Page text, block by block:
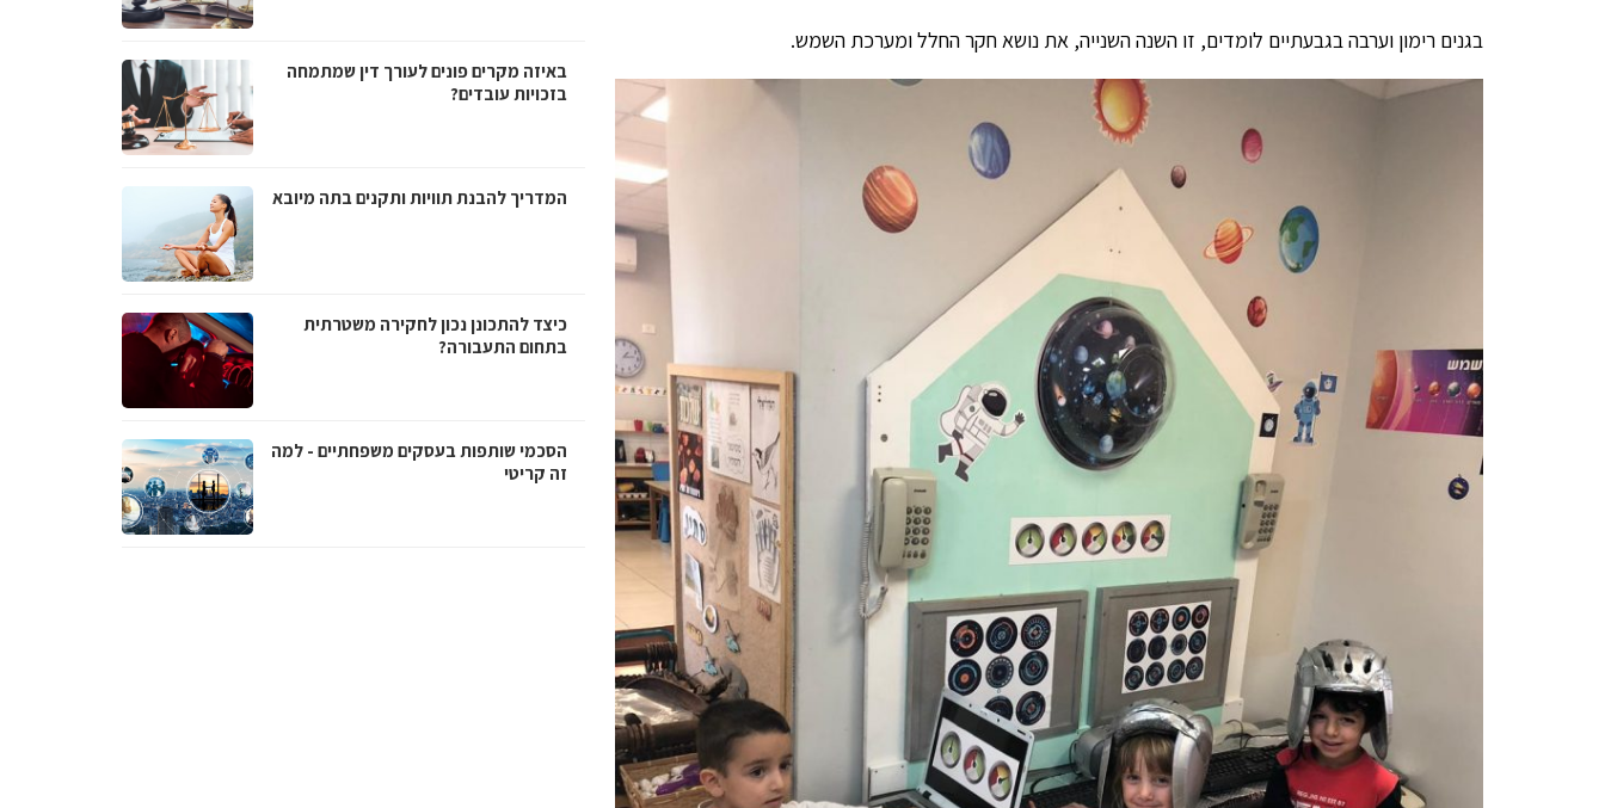
בגנים רימון וערבה בגבעתיים לומדים, זו השנה השנייה, את נושא חקר החלל ומערכת השמש.
באיזה מקרים פונים לעורך דין שמתמחה
בזכויות עובדים?
המדריך להבנת תוויות ותקנים בתה מיובא
כיצד להתכונן נכון לחקירה משטרתית
בתחום התעבורה?
הסכמי שותפות בעסקים משפחתיים - למה
זה קריטי